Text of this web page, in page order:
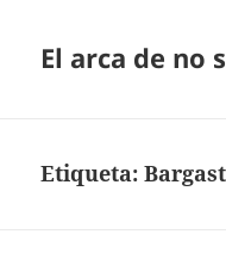
El arca de no
Etiqueta: